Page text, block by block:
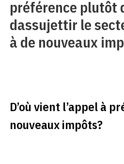
préférence plutôt
dassujettir le
à de nouveaux
D’où vient l’appel à
nouveaux impôts?